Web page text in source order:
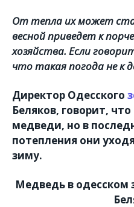
От тепла их может
весной приведет к
хозяйства. Если
что такая погода не к
Директор Одесского
Беляков, говорит, что
медведи, но в
потепления они
зиму.
Медведь в одесском